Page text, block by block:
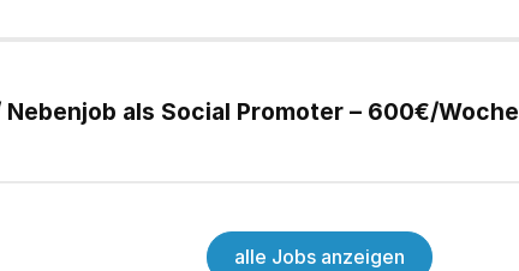
Nebenjob als Social Promoter – 600€/Woche
alle Jobs anzeigen